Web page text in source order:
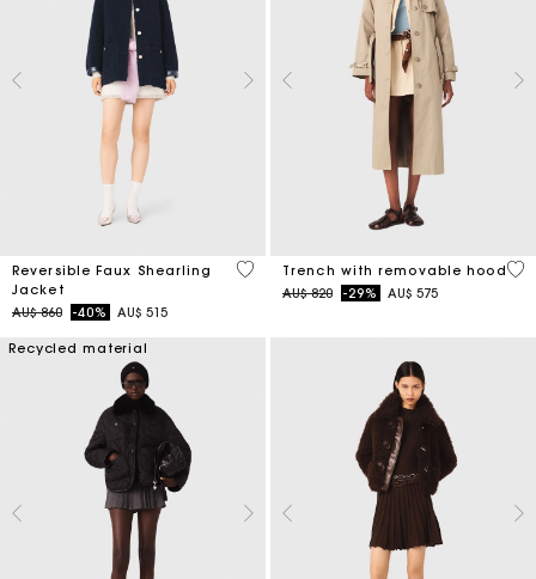
Reversible Faux Shearling
Jacket
Price reduced from
AU$ 860to-40% AU$ 515
4,8 out of 5 Customer Rating
Trench with removable hood
Price reduced from
AU$ 820to-29% AU$ 575
4,1
Recycled material